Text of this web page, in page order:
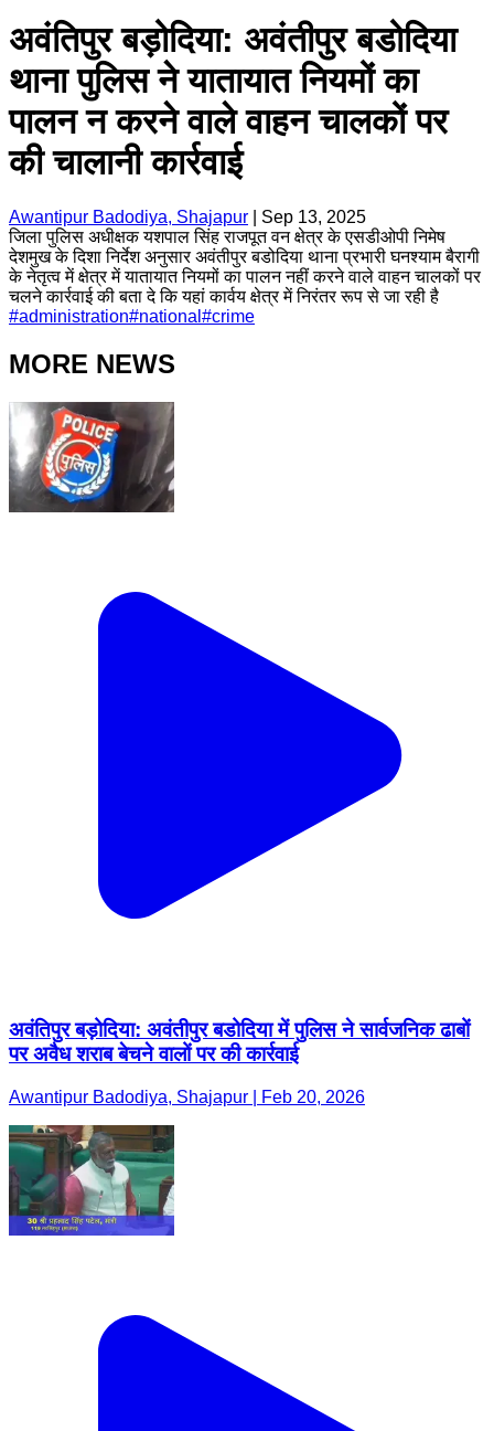
अवंतिपुर बड़ोदिया: अवंतीपुर बडोदिया
थाना पुलिस ने यातायात नियमों का
पालन न करने वाले वाहन चालकों पर
की चालानी कार्रवाई
Awantipur Badodiya, Shajapur
Sep 13, 2025
जिला पुलिस अधीक्षक यशपाल सिंह राजपूत वन क्षेत्र के एसडीओपी निमेष
देशमुख के दिशा निर्देश अनुसार अवंतीपुर बडोदिया थाना प्रभारी घनश्याम बैरागी
के नेतृत्व में क्षेत्र में यातायात नियमों का पालन नहीं करने वाले वाहन चालकों पर
चलने कार्रवाई की बता दे कि यहां कार्वय क्षेत्र में निरंतर रूप से जा रही है
#administration#national #crime
MORE NEWS
अवंतिपुर बड़ोदिया: अवंतीपुर बडोदिया में पुलिस ने सार्वजनिक ढाबों
पर अवैध शराब बेचने वालों पर की कार्रवाई
Awantipur Badodiya, Shajapur | Feb 20, 2026